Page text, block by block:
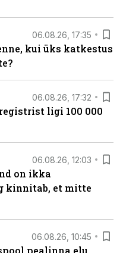
06.08.26, 17:35
kui üks katkestus
06.08.26, 17:32
ligi 100 000
06.08.26, 12:03
on ikka
kinnitab, et mitte
06.08.26, 10:45
pealinna elu